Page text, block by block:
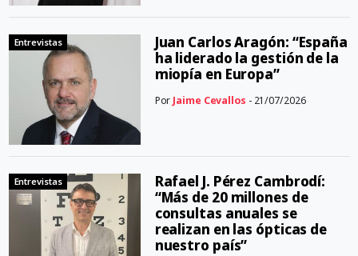
Entrevistas
Juan Carlos Aragón: “España
ha liderado la gestión de la
miopía en Europa”
Por Jaime Cevallos - 21/07/2026
Entrevistas
Rafael J. Pérez Cambrodí:
“Más de 20 millones de
consultas anuales se
realizan en las ópticas de
nuestro país”